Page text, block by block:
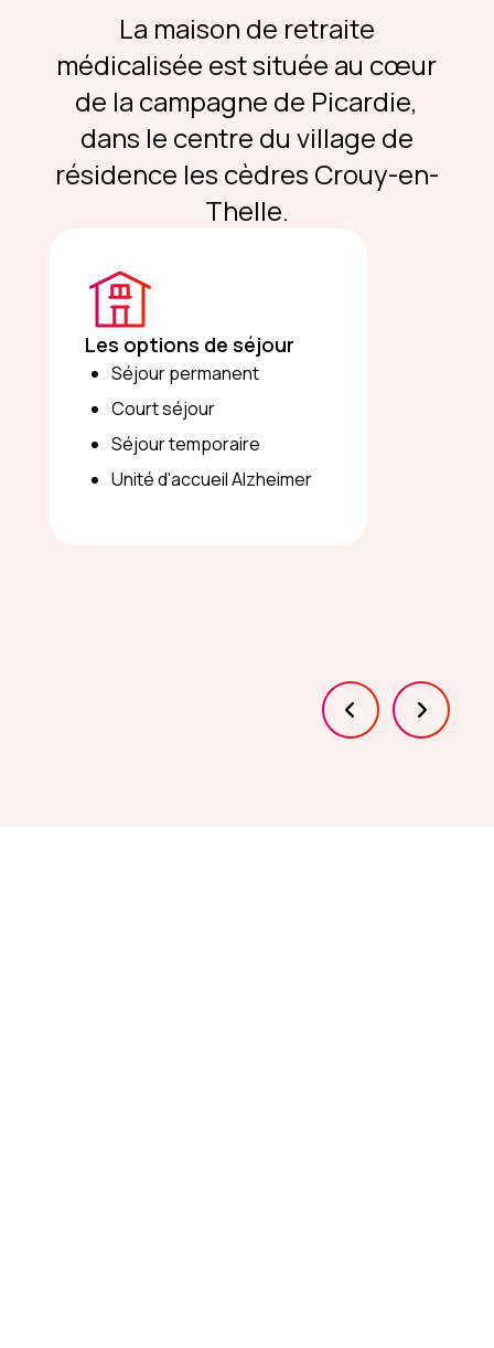
La maison de retraite
médicalisée est située au cœur
de la campagne de Picardie,
dans le centre du village de
résidence les cèdres Crouy-en-
Thelle.
Les options de séjour
Séjour permanent
Court séjour
Séjour temporaire
Unité d'accueil Alzheimer